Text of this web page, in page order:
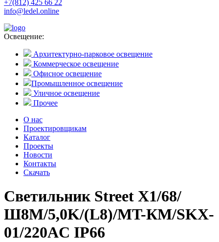
+7(812) 425 66 22
info@ledel.online
Освещение:
Архитектурно-парковое освещение
Коммерческое освещение
Офисное освещение
Промышленное освещение
Уличное освещение
Прочее
О нас
Проектировщикам
Каталог
Проекты
Новости
Контакты
Скачать
Светильник Street X1/68/
Ш8M/5,0K/(L8)/MT-КМ/SKX-
01/220AC IP66